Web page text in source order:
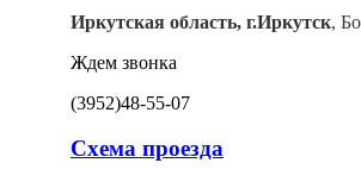
Иркутская область, г.Иркутск,
Ждем звонка
(3952)48-55-07
Схема проезда